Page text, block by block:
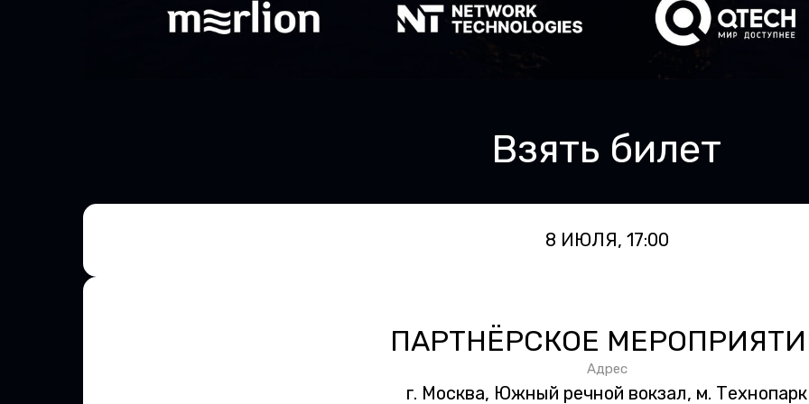
8 ИЮЛЯ, 17:00
ПАРТНЁРСКОЕ
Адрес
г. Москва, Южный речной вокзал, м. Технопарк
Взять билет
8 ИЮЛЯ, 17:00
ПАРТНЁРСКОЕ
Адрес
г. Москва, Южный речной вокзал, м. Технопарк
Взять билет